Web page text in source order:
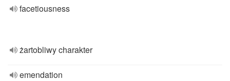
facetiousness
żartobliwy charakter
emendation